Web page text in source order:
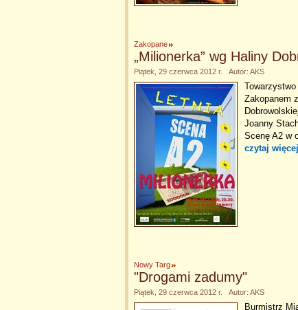
Zakopane
„Milionerka” wg Haliny
Piątek, 29 czerwca 2012 r. Autor: AKS
Zakopanem
Joanny
Scenę A2 w
czytaj więcej
Nowy Targ
"Drogami zadumy"
Piątek, 29 czerwca 2012 r. Autor: AKS
Burmistrz